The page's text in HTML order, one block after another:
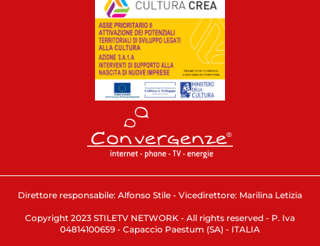
Direttore responsabile: Alfonso Stile - Vicedirettore: Marilina Letizia
Copyright 2023 STILETV NETWORK - All rights reserved - P. Iva
04814100659 - Capaccio Paestum (SA) - ITALIA